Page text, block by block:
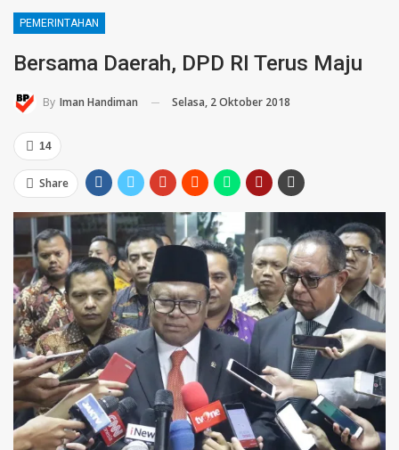
PEMERINTAHAN
Bersama Daerah, DPD RI Terus Maju
By Iman Handiman Selasa, 2 Oktober 2018
14
Share